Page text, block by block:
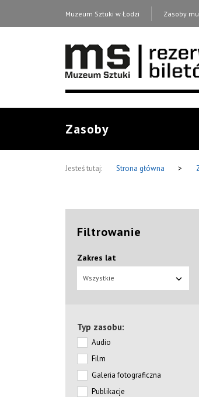
Muzeum Sztuki w Łodzi Zasoby
Zasoby
Jesteś tutaj: Strona główna >
Filtrowanie
Zakres lat
Wszystkie
Typ zasobu:
Audio
Film
Galeria fotograficzna
Publikacje